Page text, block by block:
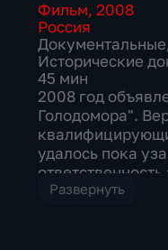
Фильм, 2008
Россия
Документальные
Исторические
45 мин
2008 год
Голодомора".
удалось пока
Развернуть